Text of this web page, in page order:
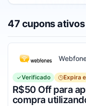
47 cupons ativos
Verificado Expira
R$50 Off para
compra